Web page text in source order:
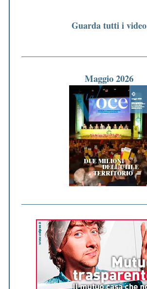
Guarda tutti i video
Maggio 2026